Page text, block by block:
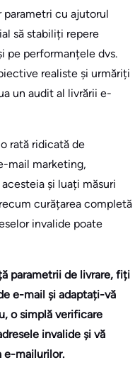
parametri cu ajutorul
să stabiliți repere
pe performanțele dvs.
realiste și urmăriți
un audit al livrării e-
rată ridicată de
mail marketing,
și luați măsuri
curățarea completă
invalide poate
parametrii de livrare, fiți
e-mail și adaptați-vă
o simplă verificare
invalide și vă
e-mailurilor.